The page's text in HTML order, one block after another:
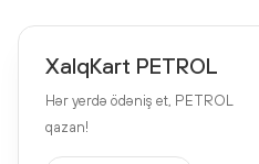
XalqKart PETROL
Hər yerdə ödəniş et, PETROL
qazan!